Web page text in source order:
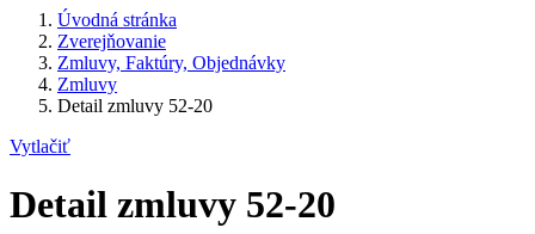
Úvodná stránka
Zverejňovanie
Zmluvy, Faktúry, Objednávky
Zmluvy
Detail zmluvy 52-20
Vytlačiť
Detail zmluvy 52-20